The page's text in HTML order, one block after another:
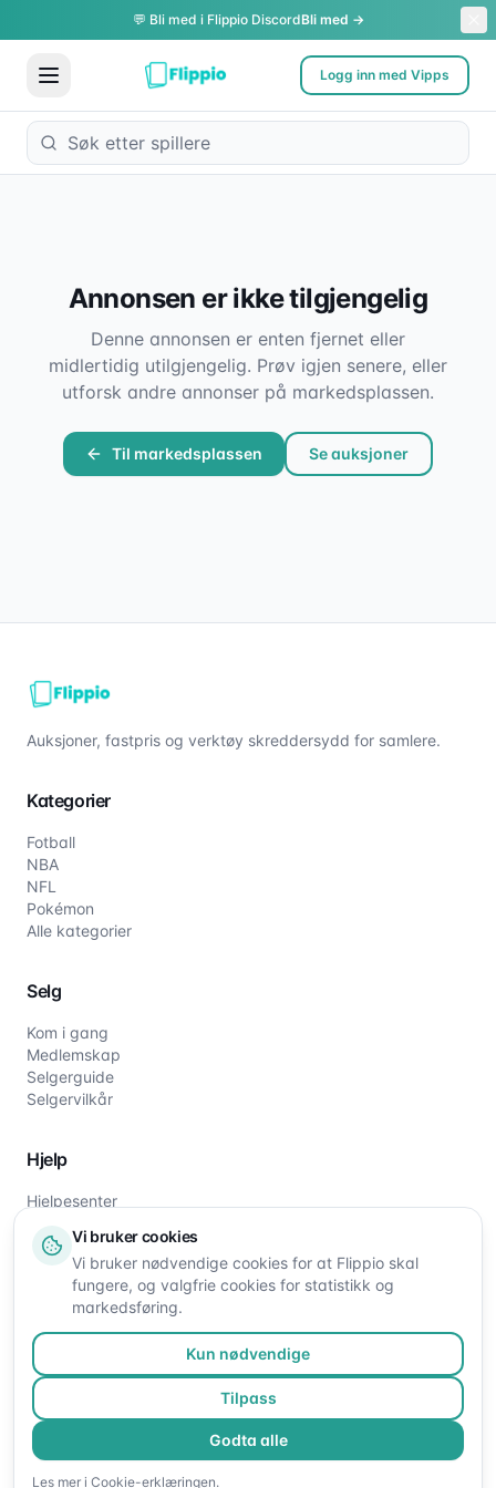
💬 Bli med i Flippio DiscordBli med →
Logg inn med Vipps
Annonsen er ikke tilgjengelig
Denne annonsen er enten fjernet eller
midlertidig utilgjengelig. Prøv igjen senere, eller
utforsk andre annonser på markedsplassen.
Til markedsplassen Se auksjoner
Auksjoner, fastpris og verktøy skreddersydd for samlere.
Kategorier
Fotball
NBA
NFL
Pokémon
Alle kategorier
Selg
Kom i gang
Medlemskap
Selgerguide
Selgervilkår
Hjelp
Hjelpesenter
Om oss
Kontakt oss
©2026Flippio. Alle rettigheter reservert.
Vi bruker cookies
Vi bruker nødvendige cookies for at Flippio skal
fungere, og valgfrie cookies for statistikk og
markedsføring.
Kun nødvendige
Tilpass
Godta alle
Les mer i Cookie-erklæringen.